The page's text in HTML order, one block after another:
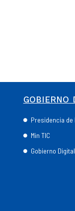
GOBIERNO
Presidencia de
Min TIC
Gobierno Digital